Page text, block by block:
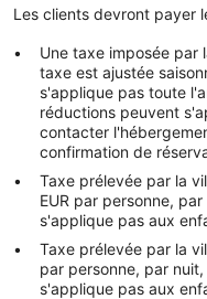
Les clients devront payer
Une taxe imposée par
taxe est ajustée
s'applique pas toute
réductions peuvent
contacter
confirmation de
Taxe prélevée par la
EUR par personne,
s'applique pas aux
Taxe prélevée par la
par personne, par
s'applique pas aux